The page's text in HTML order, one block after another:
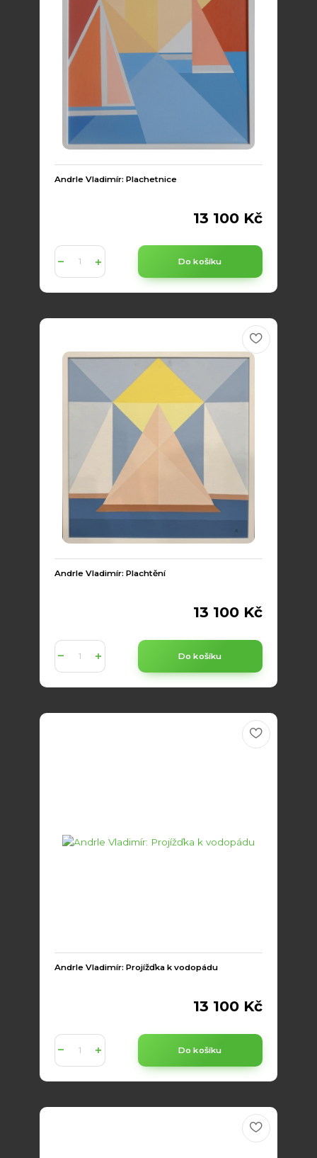
Andrle Vladimír: Plachetnice
13 100 Kč
Do košíku
Andrle Vladimír: Plachtění
13 100 Kč
Do košíku
Andrle Vladimír: Projížďka k vodopádu
13 100 Kč
Do košíku